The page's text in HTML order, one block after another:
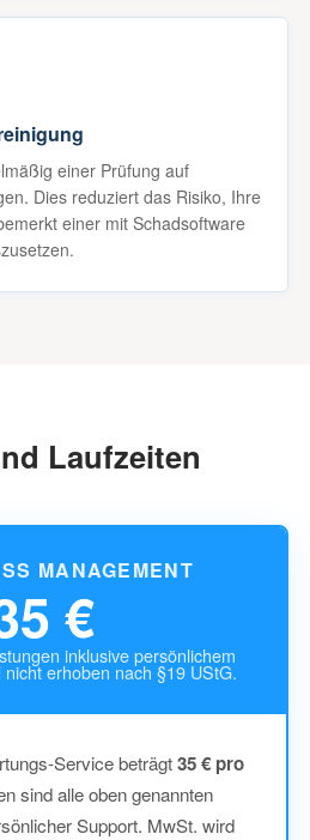
einer Prüfung auf
Dies reduziert das Risiko, Ihre
einer mit Schadsoftware
Laufzeiten
MANAGEMENT
€
inklusive persönlichem
erhoben nach §19 UStG.
Service beträgt35 € pro
sind alle oben genannten
Support. MwSt. wird